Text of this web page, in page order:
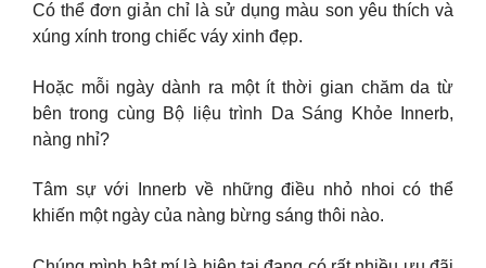
Có thể đơn giản chỉ là sử dụng màu son yêu thích và
xúng xính trong chiếc váy xinh đẹp.
Hoặc mỗi ngày dành ra một ít thời gian chăm da từ
bên trong cùng Bộ liệu trình Da Sáng Khỏe Innerb,
nàng nhỉ?
Tâm sự với Innerb về những điều nhỏ nhoi có thể
khiến một ngày của nàng bừng sáng thôi nào.